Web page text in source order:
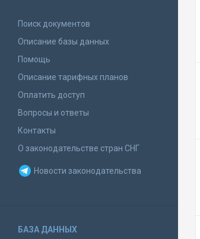
Поиск документов
Описание базы данных
Помощь
Описание тарифных планов
Оплатить доступ
Вопросы и ответы
Контакты
О законодательстве стран СНГ
Новости законодательства
БАЗА ДАННЫХ